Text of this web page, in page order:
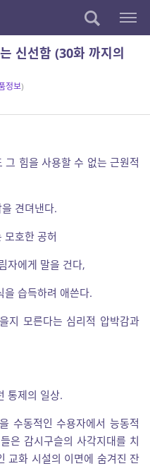
신선함 (30화 까지의
정보)
그 힘을 사용할 수 없는 근원적
견뎌낸다.
모호한 공허
자에게 말을 건다,
을 습득하려 애쓴다.
지 모른다는 심리적 압박감과
통제의 일상.
수동적인 수용자에서 능동적
은 감시구슬의 사각지대를 치
교화 시설의 이면에 숨겨진 잔